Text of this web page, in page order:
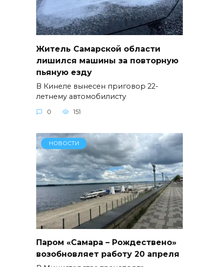
Житель Самарской области
лишился машины за повторную
пьяную езду
В Кинеле вынесен приговор 22-
летнему автомобилисту
0 151
НОВОСТИ
Паром «Самара – Рождествено»
возобновляет работу 20 апреля